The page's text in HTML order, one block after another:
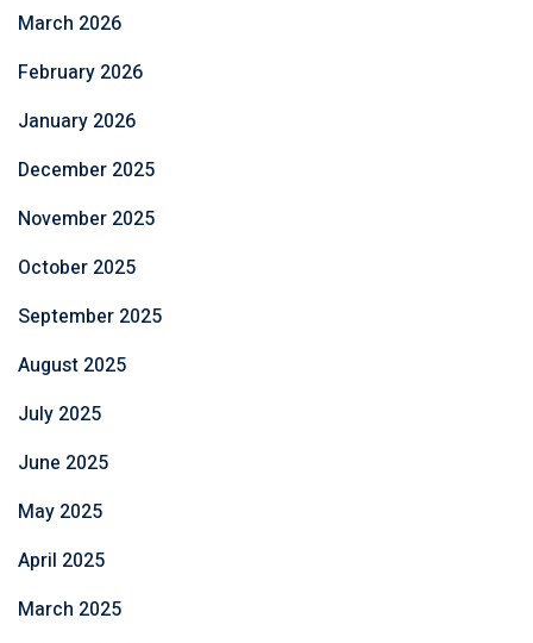
March 2026
February 2026
January 2026
December 2025
November 2025
October 2025
September 2025
August 2025
July 2025
June 2025
May 2025
April 2025
March 2025